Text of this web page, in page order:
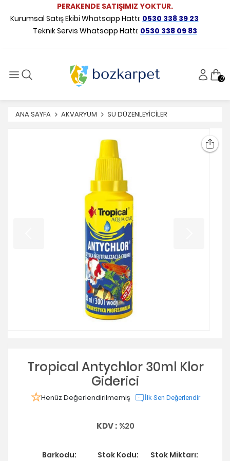
PERAKENDE SATIŞIMIZ YOKTUR.
Kurumsal Satış Ekibi Whatsapp Hattı: 0530 338 39 23
Teknik Servis Whatsapp Hattı: 0530 338 09 83
0
ANA SAYFA AKVARYUM SU DÜZENLEYİCİLER
Tropical Antychlor 30ml Klor
Giderici
Henüz Değerlendirilmemiş İlk Sen Değerlendir
KDV : %20
Barkodu: Stok Kodu: Stok Miktarı: